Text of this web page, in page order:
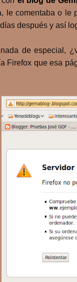
le comentaba o le
después y así
de especial,
Firefox que esa